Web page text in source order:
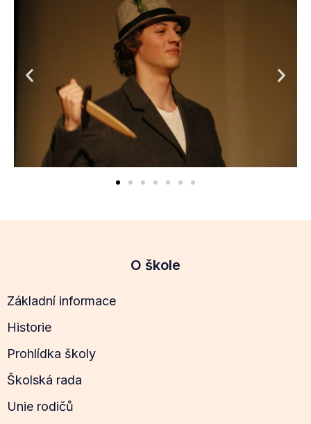
O škole
Základní informace
Historie
Prohlídka školy
Školská rada
Unie rodičů